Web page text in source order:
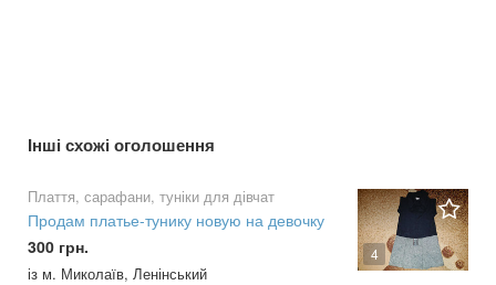
Інші схожі оголошення
4
Плаття, сарафани, туніки для дівчат
Продам платье-тунику новую на девочку
300 грн.
із м. Миколаїв, Ленінський